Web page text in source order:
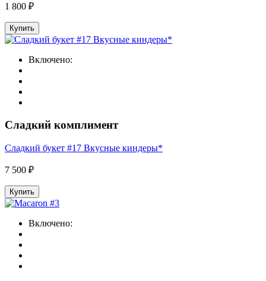
1 800 ₽
Купить
Включено:
Сладкий комплимент
Сладкий букет #17 Вкусные киндеры*
7 500 ₽
Купить
Включено: